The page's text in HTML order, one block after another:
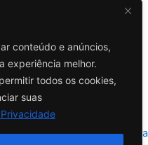
conteúdo e anúncios,
experiência melhor.
todos os cookies,
suas
Uso
| Powered byTema Astra